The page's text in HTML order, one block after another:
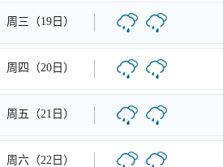
周三（19日）
周四（20日）
周五（21日）
周六（22日）